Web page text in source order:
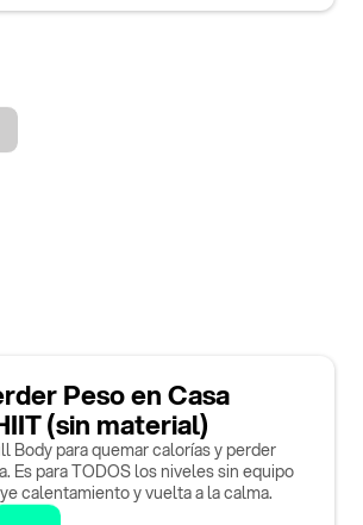
Peso en Casa
(sin material)
Body para quemar calorías y perder
Es para TODOS los niveles sin equipo
calentamiento y vuelta a la calma.